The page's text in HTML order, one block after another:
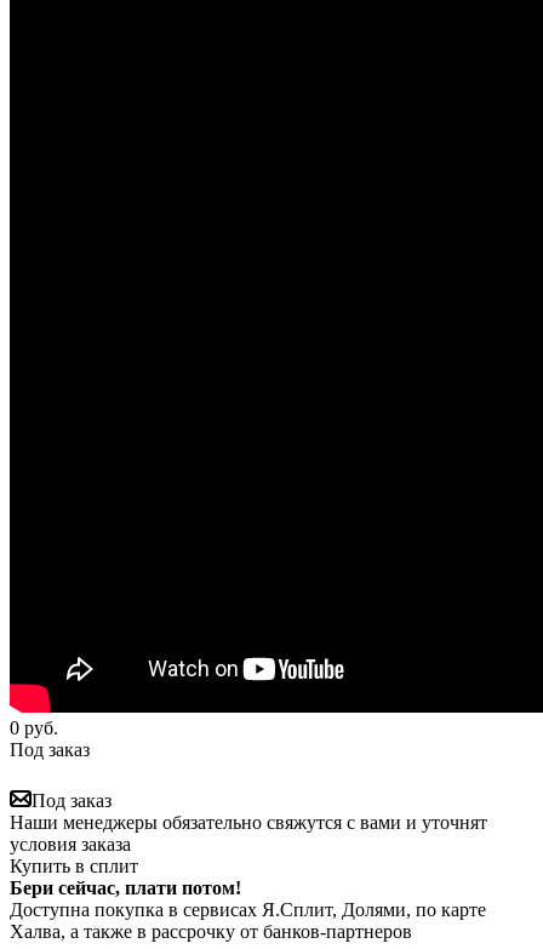
0 руб.
Под заказ
Под заказ
Наши менеджеры обязательно свяжутся с вами и уточнят
условия заказа
Купить в сплит
Бери сейчас, плати потом!
Доступна покупка в сервисах Я.Сплит, Долями, по карте
Халва, а также в рассрочку от банков-партнеров